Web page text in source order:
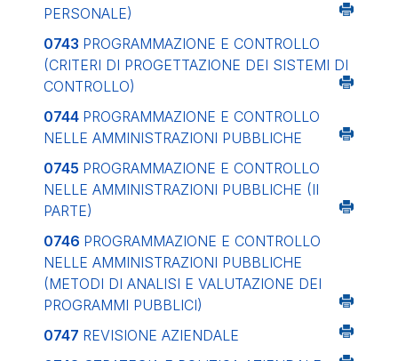
PERSONALE)
0743 PROGRAMMAZIONE E CONTROLLO
(CRITERI DI PROGETTAZIONE DEI SISTEMI DI
CONTROLLO)
0744 PROGRAMMAZIONE E CONTROLLO
NELLE AMMINISTRAZIONI PUBBLICHE
0745 PROGRAMMAZIONE E CONTROLLO
NELLE AMMINISTRAZIONI PUBBLICHE (II
PARTE)
0746 PROGRAMMAZIONE E CONTROLLO
NELLE AMMINISTRAZIONI PUBBLICHE
(METODI DI ANALISI E VALUTAZIONE DEI
PROGRAMMI PUBBLICI)
0747 REVISIONE AZIENDALE